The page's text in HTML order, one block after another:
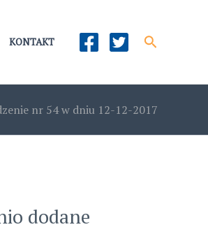
KONTAKT Szukaj
nr 54 w dniu 12-12-2017
dodane